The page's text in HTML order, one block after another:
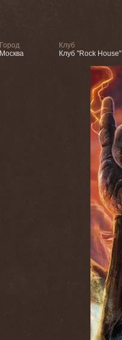
Город
Москва
Клуб
Клуб "Rock House"